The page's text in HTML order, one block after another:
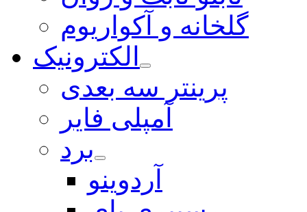
گلخانه و آکواریوم
الکترونیک
پرینتر سه بعدی
آمپلی فایر
برد
آردوینو